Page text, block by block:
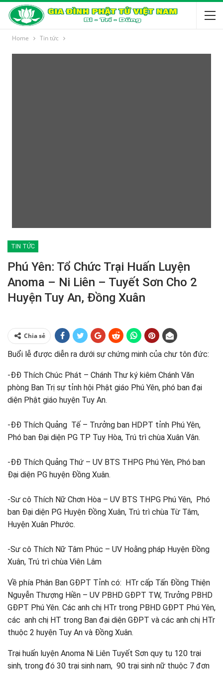
Home Tin tức
TIN TỨC
Phú Yên: Tổ Chức Trại Huấn Luyện
Anoma – Ni Liên – Tuyết Sơn Cho 2
Huyện Tuy An, Đồng Xuân
Chia sẻ
Buổi lễ được diễn ra dưới sự chứng minh của chư tôn đức:
-ĐĐ Thích Chúc Phát – Chánh Thư ký kiêm Chánh Văn
phòng Ban Trị sự tỉnh hội Phật giáo Phú Yên, phó ban đại
diện Phật giáo huyện Tuy An.
-ĐĐ Thích Quảng Tế – Trưởng ban HDPT tỉnh Phú Yên,
Phó ban Đại diện PG TP Tuy Hòa, Trú trì chùa Xuân Vân.
-ĐĐ Thích Quảng Thứ – UV BTS THPG Phú Yên, Phó ban
Đại diện PG huyện Đồng Xuân.
-Sư cô Thích Nữ Chơn Hòa – UV BTS THPG Phú Yên, Phó
ban Đại diện PG Huyện Đồng Xuân, Trú trì chùa Từ Tâm,
Huyện Xuân Phước.
-Sư cô Thích Nữ Tâm Phúc – UV Hoằng pháp Huyện Đồng
Xuân, Trú trì chùa Viên Lâm
Về phía Phân Ban GĐPT Tỉnh có: HTr cấp Tấn Đồng Thiện
Nguyễn Thượng Hiền – UV PBHD GĐPT TW, Trưởng PBHD
GĐPT Phú Yên. Các anh chị HTr trong PBHD GĐPT Phú Yên,
các anh chị HT trong Ban đại diện GĐPT và các anh chị HTr
thuộc 2 huyện Tuy An và Đồng Xuân.
Trại huấn luyện Anoma Ni Liên Tuyết Sơn quy tụ 120 trại
sinh, trong đó 30 trại sinh nam, 90 trại sinh nữ thuộc 7 đơn